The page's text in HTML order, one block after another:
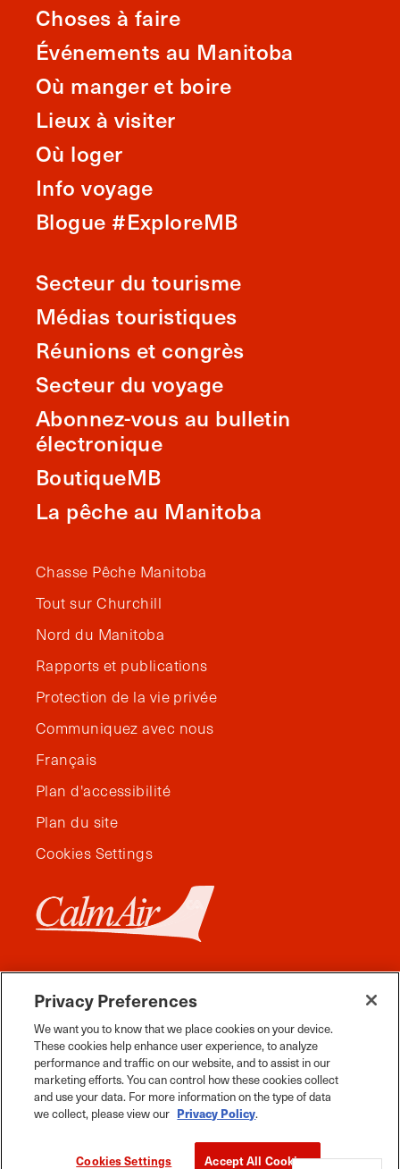
Choses à faire
Événements au Manitoba
Où manger et boire
Lieux à visiter
Où loger
Info voyage
Blogue #ExploreMB
Secteur du tourisme
Médias touristiques
Réunions et congrès
Secteur du voyage
Abonnez-vous au bulletin
électronique
BoutiqueMB
La pêche au Manitoba
Chasse Pêche Manitoba
Tout sur Churchill
Nord du Manitoba
Rapports et publications
Protection de la vie privée
Communiquez avec nous
Français
Plan d'accessibilité
Plan du site
Cookies Settings
FacebookInstagramTwitter YouTubePinterestTiktok Whats App
Voyage Manitoba, tous droits réservés, 2026.
Privacy Preferences
We want you to know that we place cookies on your device.
These cookies help enhance user experience, to analyze
performance and traffic on our website, and to assist in our
marketing efforts. You can control how these cookies collect
and use your data. For more information on the type of data
we collect, please view our Privacy Policy.
Cookies Settings Accept All Cookies